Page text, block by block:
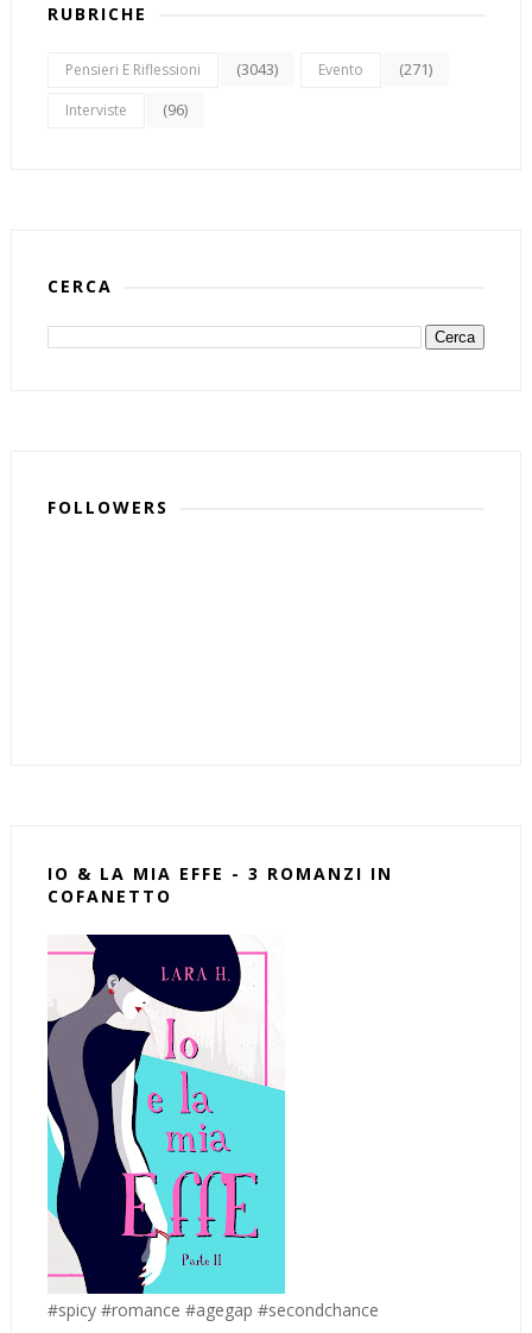
RUBRICHE
Pensieri E Riflessioni (3043) Evento (271)
Interviste (96)
CERCA
FOLLOWERS
IO & LA MIA EFFE - 3 ROMANZI IN
COFANETTO
#spicy #romance #agegap #secondchance